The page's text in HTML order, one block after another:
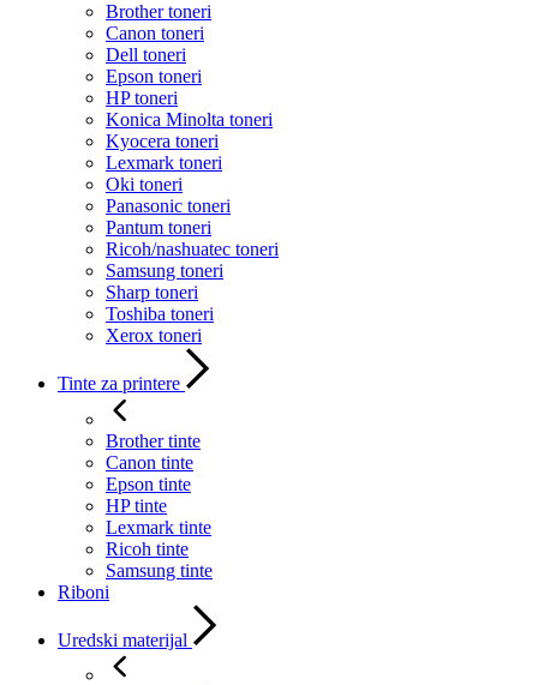
Brother toneri
Canon toneri
Dell toneri
Epson toneri
HP toneri
Konica Minolta toneri
Kyocera toneri
Lexmark toneri
Oki toneri
Panasonic toneri
Pantum toneri
Ricoh/nashuatec toneri
Samsung toneri
Sharp toneri
Toshiba toneri
Xerox toneri
Tinte za printere
Brother tinte
Canon tinte
Epson tinte
HP tinte
Lexmark tinte
Ricoh tinte
Samsung tinte
Riboni
Uredski materijal